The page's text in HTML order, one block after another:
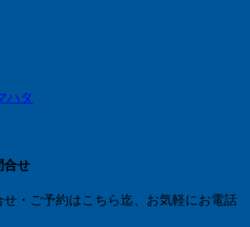
ハタ
合せ
せ・ご予約はこちら迄、お気軽にお電話